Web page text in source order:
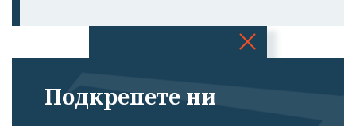
излязохте от
Подкрепете ни